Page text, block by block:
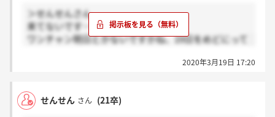
＞せんせんさん
来てないです…よね…
ワンチャン明日とかないですかね、19日をめどにって
2020年3月19日 17:20
せんせん さん (21卒)